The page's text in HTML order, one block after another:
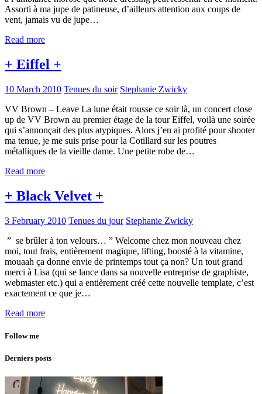
Assorti à ma jupe de patineuse, d’ailleurs attention aux coups de
vent, jamais vu de jupe…
Read more
+ Eiffel +
10 March 2010 Tenues du soir Stephanie Zwicky
VV Brown – Leave La lune était rousse ce soir là, un concert close
up de VV Brown au premier étage de la tour Eiffel, voilà une soirée
qui s’annonçait des plus atypiques. Alors j’en ai profité pour shooter
ma tenue, je me suis prise pour la Cotillard sur les poutres
métalliques de la vieille dame. Une petite robe de…
Read more
+ Black Velvet +
3 February 2010 Tenues du jour Stephanie Zwicky
” se brûler à ton velours… ” Welcome chez mon nouveau chez
moi, tout frais, entièrement magique, lifting, boosté à la vitamine,
mouaah ça donne envie de printemps tout ça non? Un tout grand
merci à Lisa (qui se lance dans sa nouvelle entreprise de graphiste,
webmaster etc.) qui a entièrement créé cette nouvelle template, c’est
exactement ce que je…
Read more
Follow me
Derniers posts